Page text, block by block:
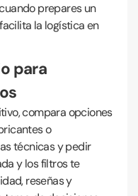
prepares un
la logística en
para
compara opciones
o
técnicas y pedir
y los filtros te
reseñas y